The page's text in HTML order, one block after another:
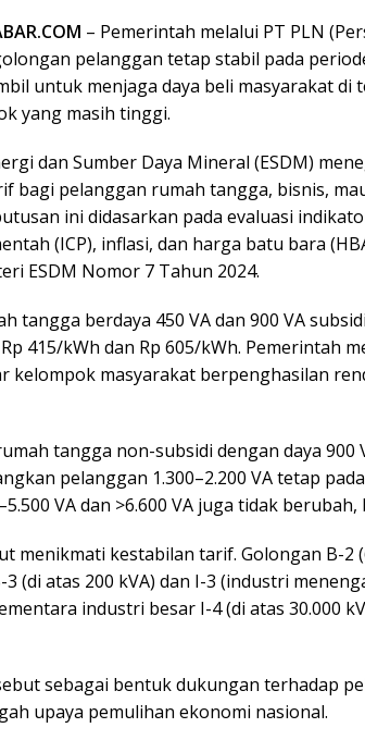
– Pemerintah melalui PT PLN
pelanggan tetap stabil pada
untuk menjaga daya beli masyarakat di
yang masih tinggi.
dan Sumber Daya Mineral (ESDM)
bagi pelanggan rumah tangga, bisnis,
ini didasarkan pada evaluasi
(ICP), inflasi, dan harga batu bara
ESDM Nomor 7 Tahun 2024.
tangga berdaya 450 VA dan 900 VA
415/kWh dan Rp 605/kWh. Pemerintah
kelompok masyarakat berpenghasilan
tangga non-subsidi dengan daya 900
pelanggan 1.300–2.200 VA tetap
VA dan >6.600 VA juga tidak
menikmati kestabilan tarif. Golongan B-2
3 (di atas 200 kVA) dan I-3 (industri
industri besar I-4 (di atas 30.000
sebagai bentuk dukungan terhadap
upaya pemulihan ekonomi nasional.